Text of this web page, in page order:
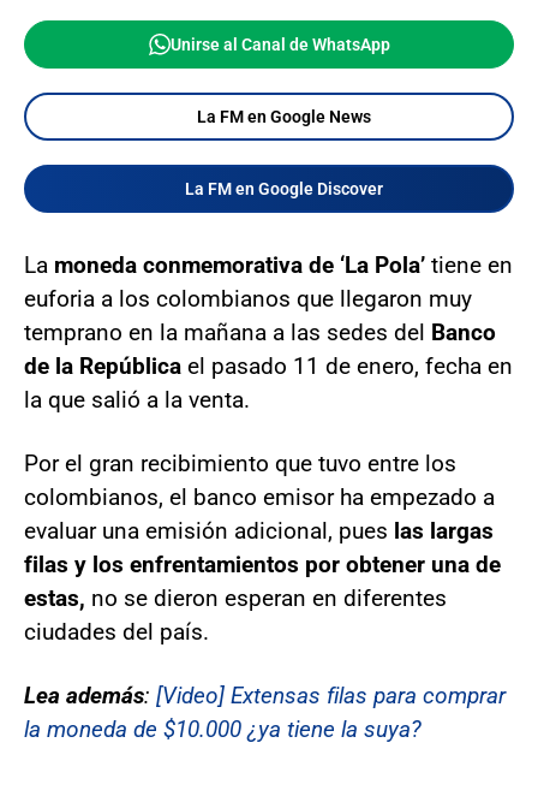
Unirse al Canal de WhatsApp
La FM en Google News
La FM en Google Discover
La moneda conmemorativa de ‘La Pola’ tiene en
euforia a los colombianos que llegaron muy
temprano en la mañana a las sedes del Banco
de la República el pasado 11 de enero, fecha en
la que salió a la venta.
Por el gran recibimiento que tuvo entre los
colombianos, el banco emisor ha empezado a
evaluar una emisión adicional, pues las largas
filas y los enfrentamientos por obtener una de
estas, no se dieron esperan en diferentes
ciudades del país.
Lea además: [Video] Extensas filas para comprar
la moneda de $10.000 ¿ya tiene la suya?